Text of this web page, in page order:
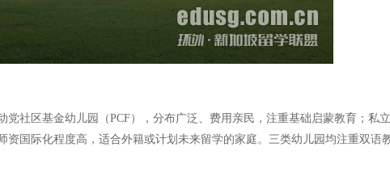
社区基金幼儿园（PCF），分布广泛、费用亲民，注重基础启蒙教育；私
国际化程度高，适合外籍或计划未来留学的家庭。三类幼儿园均注重双语